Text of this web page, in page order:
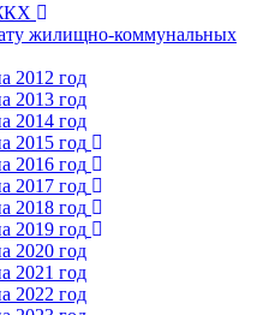
жилищно-коммунальных
2012 год
2013 год
2014 год
2015 год
2016 год
2017 год
2018 год
2019 год
2020 год
2021 год
2022 год